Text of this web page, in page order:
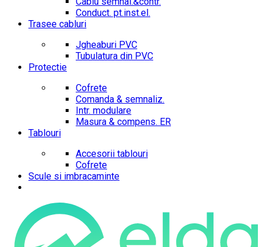
Conduct. pt.inst.el.
Trasee cabluri
Jgheaburi PVC
Tubulatura din PVC
Protectie
Cofrete
Comanda & semnaliz.
Intr. modulare
Masura & compens. ER
Tablouri
Accesorii tablouri
Cofrete
Scule si imbracaminte